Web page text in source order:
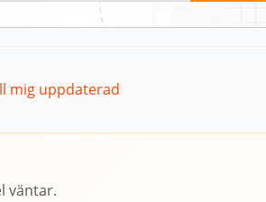
mig uppdaterad
väntar.